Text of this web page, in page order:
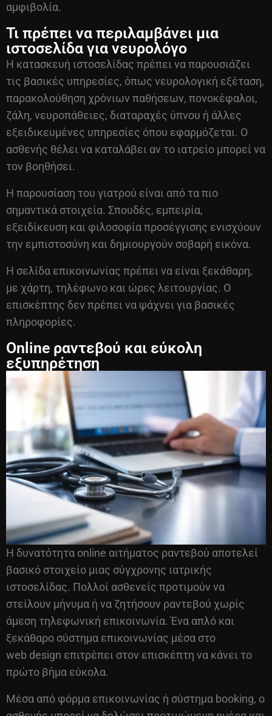
αμφιβολία.
Τι πρέπει να περιλαμβάνει μια
ιστοσελίδα για νευρολόγο
Η κατασκευή ιστοσελίδας πρέπει να παρουσιάζει
τις βασικές υπηρεσίες, όπως νευρολογική εξέταση,
παρακολούθηση χρόνιων παθήσεων, πονοκέφαλοι,
ζάλη, νευροπάθειες, διαταραχές ύπνου ή άλλες
εξειδικευμένες υπηρεσίες όπου εφαρμόζεται. Ο
ασθενής θέλει να καταλάβει αν το ιατρείο μπορεί να
τον βοηθήσει.
Η παρουσίαση του γιατρού είναι από τα πιο
σημαντικά στοιχεία. Σπουδές, εμπειρία,
εξειδίκευση και φιλοσοφία προσέγγισης ενισχύουν
την εμπιστοσύνη και δημιουργούν σοβαρή εικόνα.
Η σελίδα επικοινωνίας πρέπει να είναι ξεκάθαρη,
με χάρτη, τηλέφωνο και ώρες λειτουργίας. Ο
επισκέπτης δεν πρέπει να ψάχνει για βασικές
πληροφορίες.
Online ραντεβού και εύκολη
εξυπηρέτηση
Η δυνατότητα online αιτήματος ραντεβού αποτελεί
βασικό στοιχείο μιας σύγχρονης ιατρικής
ιστοσελίδας. Πολλοί ασθενείς προτιμούν να
στείλουν μήνυμα ή να ζητήσουν ραντεβού χωρίς
άμεση τηλεφωνική επικοινωνία. Ένα απλό και
ξεκάθαρο σύστημα επικοινωνίας μέσα στο
web design επιτρέπει στον επισκέπτη να κάνει το
πρώτο βήμα εύκολα.
Μέσα από φόρμα επικοινωνίας ή σύστημα booking, ο